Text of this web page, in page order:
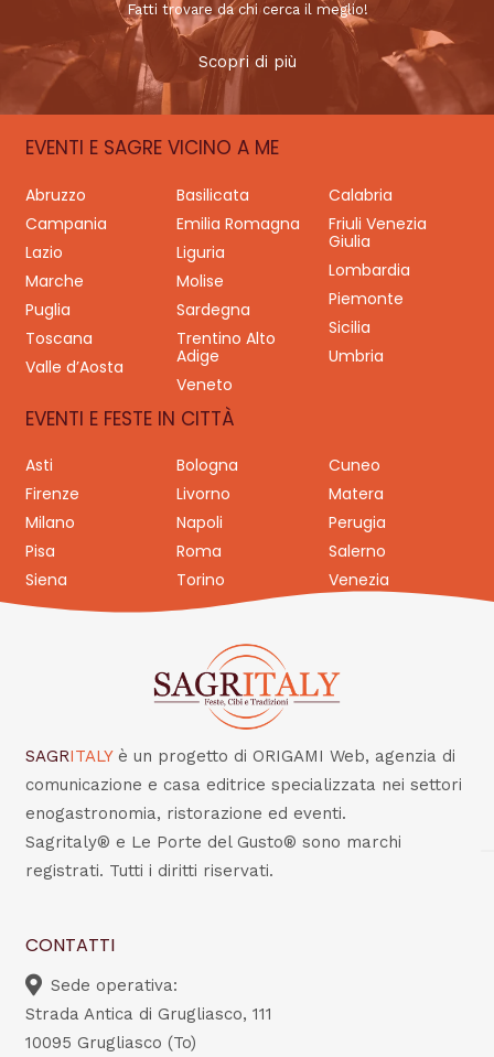
Fatti trovare da chi cerca il meglio!
Scopri di più
EVENTI E SAGRE VICINO A ME
Abruzzo Basilicata
Calabria
Campania
Emilia Romagna
Friuli Venezia
Giulia
Lazio
Liguria
Lombardia
Marche
Molise
Piemonte
Puglia
Sardegna
Sicilia
Toscana
Trentino Alto
Adige
Umbria
Valle d’Aosta
Veneto
EVENTI E FESTE IN CITTÀ
Asti Bologna
Cuneo
Firenze
Livorno
Matera
Milano
Napoli
Perugia
Pisa
Roma
Salerno
Siena
Torino Venezia
SAGRITALY è un progetto di ORIGAMI Web, agenzia di
comunicazione e casa editrice specializzata nei settori
enogastronomia, ristorazione ed eventi.
Sagritaly® e Le Porte del Gusto® sono marchi
registrati. Tutti i diritti riservati.
CONTATTI
Sede operativa:
Strada Antica di Grugliasco, 111
10095 Grugliasco (To)